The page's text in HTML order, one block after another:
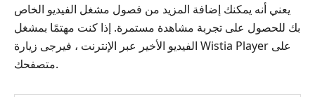
يعني أنه يمكنك إضافة المزيد من فصول مشغل الفيديو الخاص
بك للحصول على تجربة مشاهدة مستمرة. إذا كنت مهتمًا بمشغل
الفيديو الأخير عبر الإنترنت ، فيرجى زيارة Wistia Player على
متصفحك.